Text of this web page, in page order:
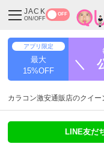
JACK
ON/OFF
OFF
アプリ限定
最大
15%OFF
＼
カラコン激安通販店のクイー
LINE友だ